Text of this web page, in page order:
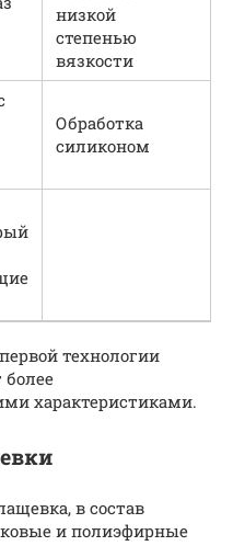
низкой
степенью
вязкости
Обработка
силиконом
технологии
более
характеристиками.
в состав
и полиэфирные